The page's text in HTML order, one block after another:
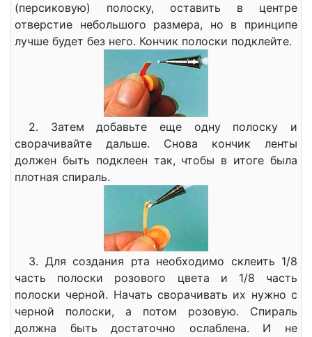
(персиковую) полоску, оставить в центре
отверстие небольшого размера, но в принципе
лучше будет без него. Кончик полоски подклейте.
2. Затем добавьте еще одну полоску и
сворачивайте дальше. Снова кончик ленты
должен быть подклеен так, чтобы в итоге была
плотная спираль.
3. Для создания рта необходимо склеить 1/8
часть полоски розового цвета и 1/8 часть
полоски черной. Начать сворачивать их нужно с
черной полоски, а потом розовую. Спираль
должна быть достаточно ослаблена. И не